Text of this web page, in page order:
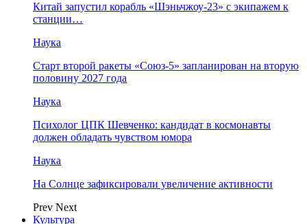
Китай запустил корабль «Шэньчжоу-23» с экипажем к
станции…
Наука
Старт второй ракеты «Союз-5» запланирован на вторую
половину 2027 года
Наука
Психолог ЦПК Шевченко: кандидат в космонавты
должен обладать чувством юмора
Наука
На Солнце зафиксировали увеличение активности
Prev Next
Культура